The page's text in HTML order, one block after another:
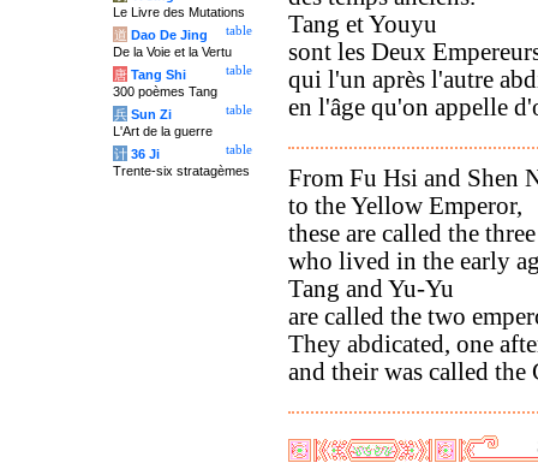
Tang et Youyu
sont les Deux
qui l'un après l'autre
en l'âge qu'on appelle
From Fu Hsi and Shen
to the Yellow Emperor,
these are called the
who lived in the early
Tang and Yu-Yu
are called the two
They abdicated, one
and their was called the
Le Livre des Mutations
table
道 Dao De Jing
De la Voie et la Vertu
table
唐 Tang Shi
300 poèmes Tang
table
兵 Sun Zi
L'Art de la guerre
table
计 36 Ji
Trente-six stratagèmes